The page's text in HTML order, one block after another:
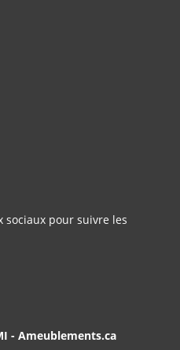
sociaux pour suivre les
- Ameublements.ca